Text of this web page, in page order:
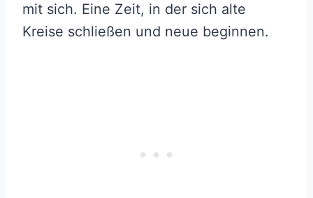
mit sich. Eine Zeit, in der sich alte
Kreise schließen und neue beginnen.